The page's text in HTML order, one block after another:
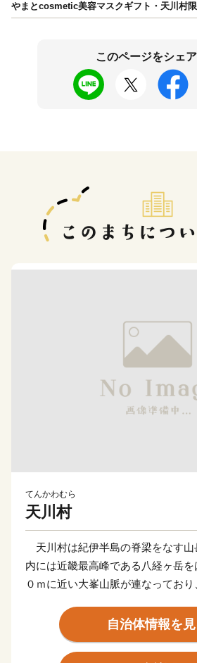
やまとcosmetic美容マスクギフト・天川村
このページをシェ
てんかわむら
天川村
天川村は紀伊半島の脊梁をなす山
内には近畿最高峰である八経ヶ岳
０ｍに近い大峯山脈が連なってお
く、そして清らかな流れの数々の滝
性を秘めた自然環境を保っています
修験道の創生以来この大峯の地は
自治体情報を